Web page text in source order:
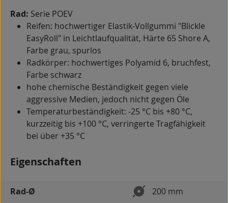
Rad: Serie POEV
Reifen: hochwertiger Elastik-Vollgummi "Blickle
EasyRoll" in Leichtlaufqualität, Härte 65 Shore A,
Farbe grau, spurlos
Radkörper: hochwertiges Polyamid 6, bruchfest,
Farbe schwarz
hohe chemische Beständigkeit gegen viele
aggressive Medien, jedoch nicht gegen Öle
Temperaturbeständigkeit: -25 °C bis +80 °C,
kurzzeitig bis +100 °C, verringerte Tragfähigkeit
bei über +35 °C
Eigenschaften
Rad-Ø
200 mm